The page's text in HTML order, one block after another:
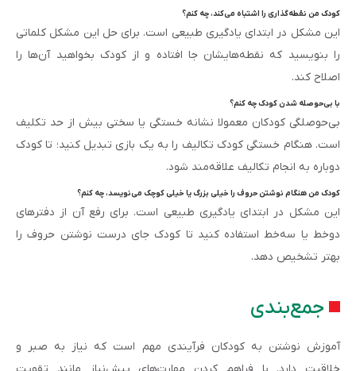
کودک من نقطه‌گذاری را اشتباه می‌کند، چه کنم؟
این مشکل در ابتدای یادگیری طبیعی است. برای حل این مشکل کلماتی
را بنویسید که نقطه‌هایشان جا افتاده و از کودک بخواهید آن‌ها را
اصلاح کند.
با بی‌حوصله شدن کودک چه کنم؟
بی‌حوصلگی کودکان معمولا نشانه خستگی یا سختی بیش از حد تکلیف
است. هنگام خستگی کودک تکالیف را به یک بازی تبدیل کنید؛ تا کودک
دوباره به انجام تکالیف علاقه‌مند شود.
کودک من هنگام نوشتن حروف را خیلی بزرگ یا خیلی کوچک می‌نویسد، چه کنم؟
این مشکل در ابتدای یادگیری طبیعی است. برای رفع آن از دفترهای
دوخط یا سه‌خط استفاده کنید تا کودک جای درست نوشتن حروف را
بهتر تشخیص دهد.
جمع‌بندی
آموزش نوشتن به کودکان فرآیندی مهم است که نیاز به صبر و